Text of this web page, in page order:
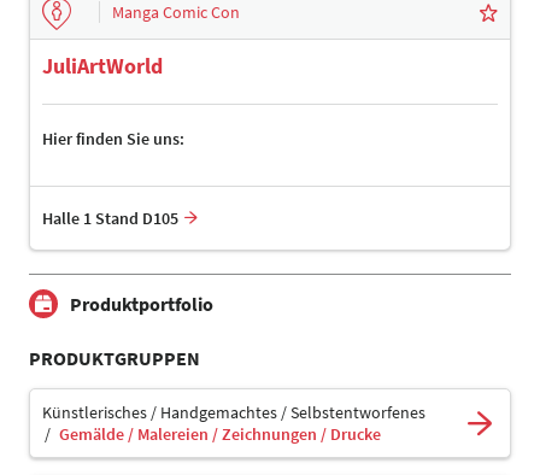
Manga Comic Con
JuliArtWorld
Hier finden Sie uns:
Halle 1 Stand D105
Produktportfolio
PRODUKTGRUPPEN
Künstlerisches / Handgemachtes / Selbstentworfenes
Gemälde / Malereien / Zeichnungen / Drucke